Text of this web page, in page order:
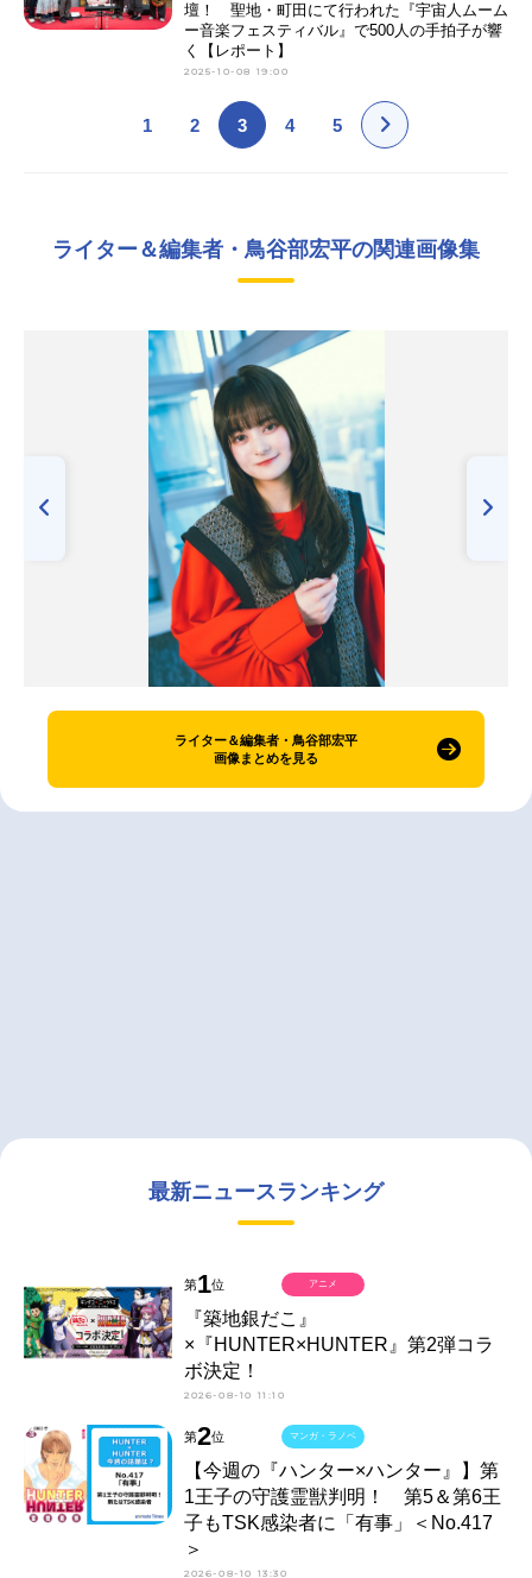
壇！ 聖地・町田にて行われた『宇宙人ムーム
ー音楽フェスティバル』で500人の手拍子が響
く【レポート】
2025-10-08 19:00
1 2 3 4 5
ライター＆編集者・鳥谷部宏平の関連画像集
ライター＆編集者・鳥谷部宏平
画像まとめを見る
最新ニュースランキング
第1位
『築地銀だこ』
×『HUNTER×HUNTER』第2弾コラ
ボ決定！
2026-08-10 11:10
アニメ
第2位
【今週の『ハンター×ハンター』】第
1王子の守護霊獣判明！ 第5＆第6王
子もTSK感染者に「有事」＜No.417
＞
2026-08-10 13:30
マンガ・ラノベ